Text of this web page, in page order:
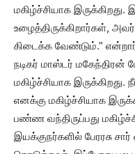
மகிழ்ச்சியாக
உழைத்திருக்கிறார்கள்,
கிடைக்க வேண்டும்.”
நடிகர் மாஸ்டர் மகேந்திரன்
மகிழ்ச்சியாக இருக்கிறது.
எனக்கு மகிழ்ச்சியாக
பண்ண வந்திருப்பது
இயக்குநர்களில் பேரரசு